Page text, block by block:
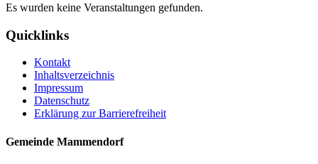
Es wurden keine Veranstaltungen gefunden.
Quicklinks
Kontakt
Inhaltsverzeichnis
Impressum
Datenschutz
Erklärung zur Barrierefreiheit
Gemeinde Mammendorf